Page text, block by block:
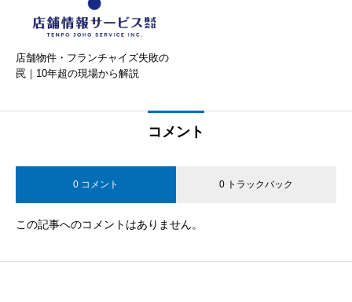
店舗物件・フランチャイズ失敗の
罠｜10年超の現場から解説
コメント
0 コメント 0 トラックバック
この記事へのコメントはありません。